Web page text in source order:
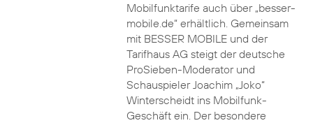
Mobilfunktarife auch über „besser-
mobile.de“ erhältlich. Gemeinsam
mit BESSER MOBILE und der
Tarifhaus AG steigt der deutsche
ProSieben-Moderator und
Schauspieler Joachim „Joko“
Winterscheidt ins Mobilfunk-
Geschäft ein. Der besondere